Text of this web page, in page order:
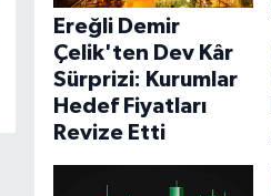
Ereğli Demir
Çelik'ten Dev Kâr
Sürprizi: Kurumlar
Hedef Fiyatları
Revize Etti